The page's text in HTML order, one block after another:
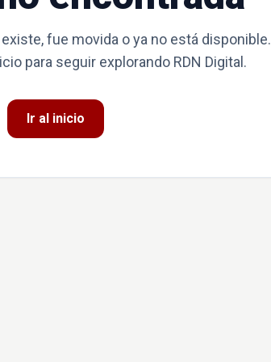
fue movida o ya no está disponible.
para seguir explorando RDN Digital.
Ir al inicio